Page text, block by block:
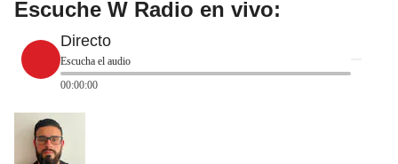
Escuche W Radio en vivo:
Directo
Escucha el audio
00:00:00